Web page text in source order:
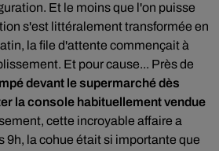
Et le moins que l'on puisse
s'est littéralement transformée en
la file d'attente commençait à
Et pour cause... Près de
devant le supermarché dès
la console habituellement vendue
cette incroyable affaire a
9h, la cohue était si importante que